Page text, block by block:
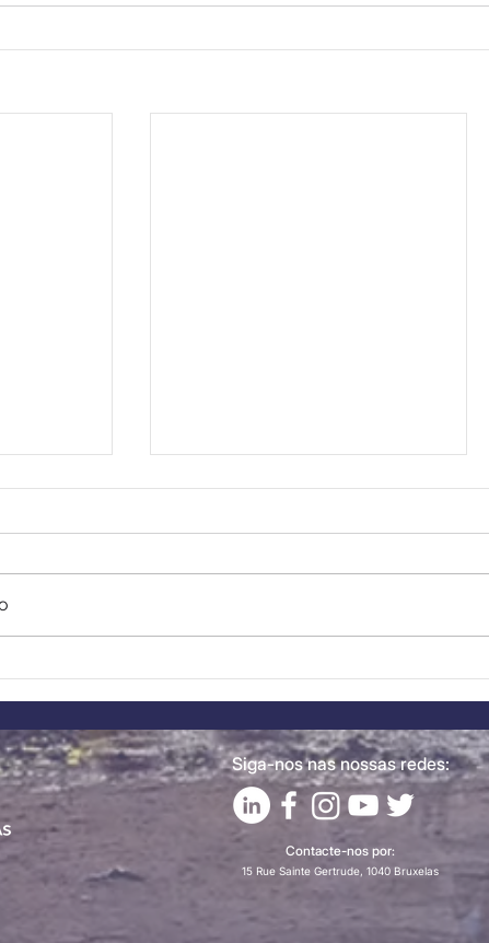
Siga-nos nas nossas redes:
Contacte-nos por:
15 Rue Sainte Gertrude, 1040 Bruxelas